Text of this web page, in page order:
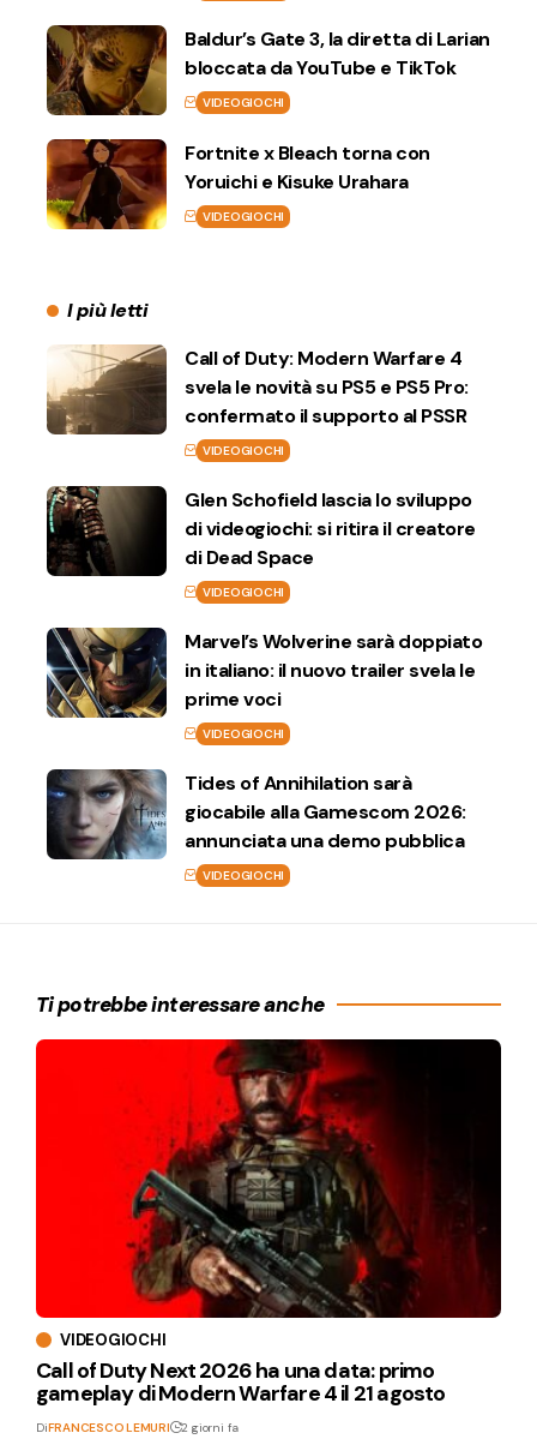
Baldur’s Gate 3, la diretta di Larian
bloccata da YouTube e TikTok
VIDEOGIOCHI
Fortnite x Bleach torna con
Yoruichi e Kisuke Urahara
VIDEOGIOCHI
I più letti
Call of Duty: Modern Warfare 4
svela le novità su PS5 e PS5 Pro:
confermato il supporto al PSSR
VIDEOGIOCHI
Glen Schofield lascia lo sviluppo
di videogiochi: si ritira il creatore
di Dead Space
VIDEOGIOCHI
Marvel’s Wolverine sarà doppiato
in italiano: il nuovo trailer svela le
prime voci
VIDEOGIOCHI
Tides of Annihilation sarà
giocabile alla Gamescom 2026:
annunciata una demo pubblica
VIDEOGIOCHI
Ti potrebbe interessare anche
VIDEOGIOCHI
Call of Duty Next 2026 ha una data: primo
gameplay di Modern Warfare 4 il 21 agosto
DiFRANCESCO LEMURI 2 giorni fa